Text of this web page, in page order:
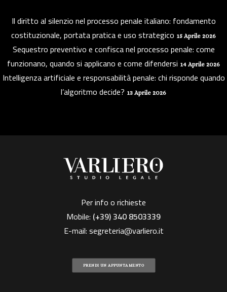
Il diritto al silenzio nel processo penale italiano: fondamento
costituzionale, portata pratica e uso strategico 15 Aprile 2026
Sequestro preventivo e confisca nel processo penale: come
funzionano, quando si applicano e come difendersi 14 Aprile 2026
Intelligenza artificiale e responsabilità penale: chi risponde quando
l’algoritmo decide? 13 Aprile 2026
Per info o richieste
Mobile: (+39)340 8503339
E-mail:segreteria@varliero.it
PRENDI UN APPUNTAMENTO